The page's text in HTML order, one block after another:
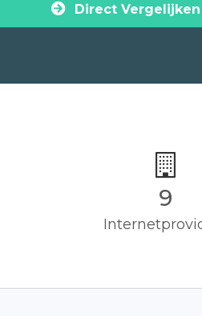
Direct Vergelijken
9